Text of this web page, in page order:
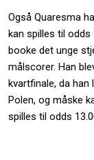
Også Quaresma
kan spilles til
booke det unge
målscorer. Han
kvartfinale, da
Polen, og måske
spilles til odds